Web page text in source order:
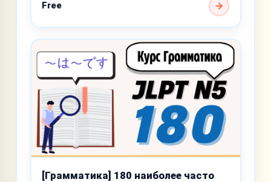
Free
[Грамматика] 180 наиболее часто